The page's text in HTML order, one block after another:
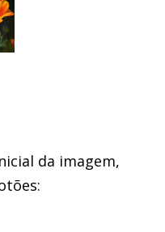
da imagem,